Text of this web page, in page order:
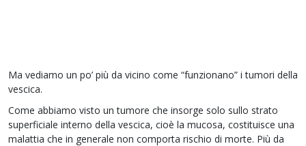
Ma vediamo un po’ più da vicino come “funzionano” i tumori della
vescica.
Come abbiamo visto un tumore che insorge solo sullo strato
superficiale interno della vescica, cioè la mucosa, costituisce una
malattia che in generale non comporta rischio di morte. Più da